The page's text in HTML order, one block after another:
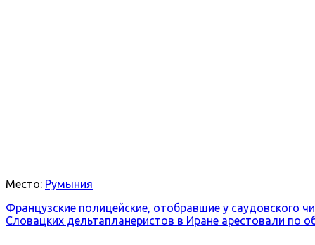
Место: Румыния
Французские полицейские, отобравшие у саудовского
Словацких дельтапланеристов в Иране арестовали по